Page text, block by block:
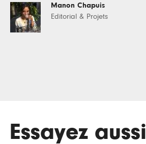
Manon Chapuis
Editorial & Projets
Essayez aussi